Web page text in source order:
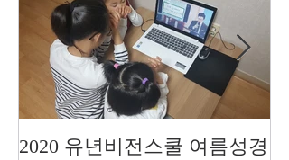
2020 유년비전스쿨 여름성경